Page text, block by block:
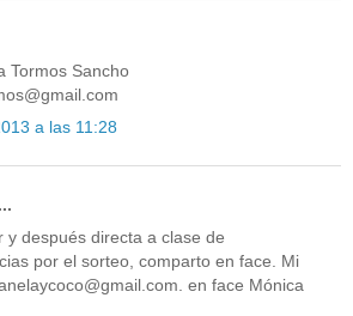
Tormos Sancho
a las 11:28
y después directa a clase de
por el sorteo, comparto en face. Mi
en face Mónica